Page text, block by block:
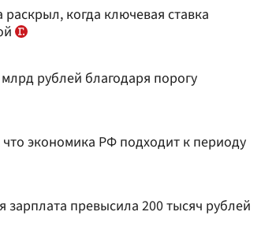
когда ключевая ставка
рублей благодаря порогу
экономика РФ подходит к периоду
зарплата превысила 200 тысяч рублей